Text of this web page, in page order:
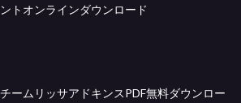
トオンラインダウンロード
ームリッサアドキンスPDF無料ダウンロー